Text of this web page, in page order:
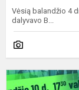
Vėsią balandžio 4
dalyvavo B...